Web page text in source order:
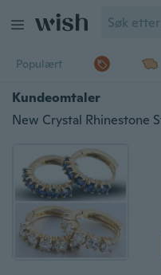
Populært
Kundeomtaler